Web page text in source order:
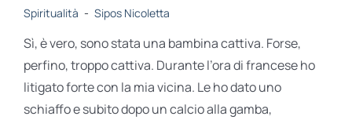
Spiritualità - Sipos Nicoletta
Sì, è vero, sono stata una bambina cattiva. Forse,
perfino, troppo cattiva. Durante l’ora di francese ho
litigato forte con la mia vicina. Le ho dato uno
schiaffo e subito dopo un calcio alla gamba,